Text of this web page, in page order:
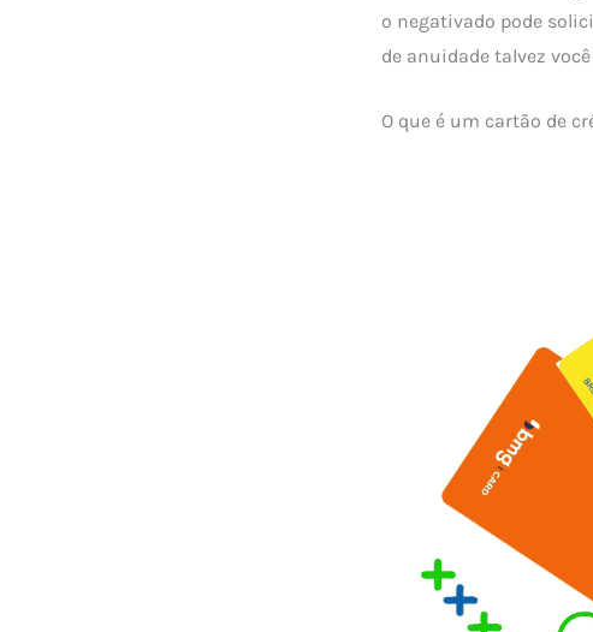
o negativado pode
de anuidade talvez
O que é um cartão de